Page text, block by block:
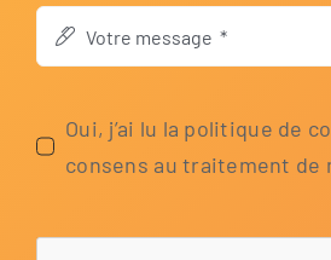
Oui, j’ai lu la poli­tique de
con­sens au trai­te­ment de